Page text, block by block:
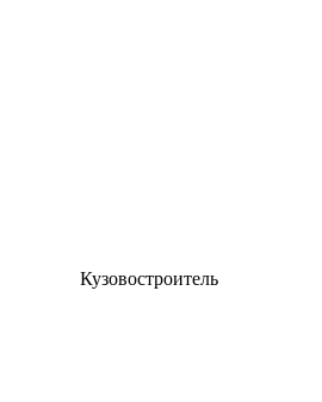
Кузовостроитель